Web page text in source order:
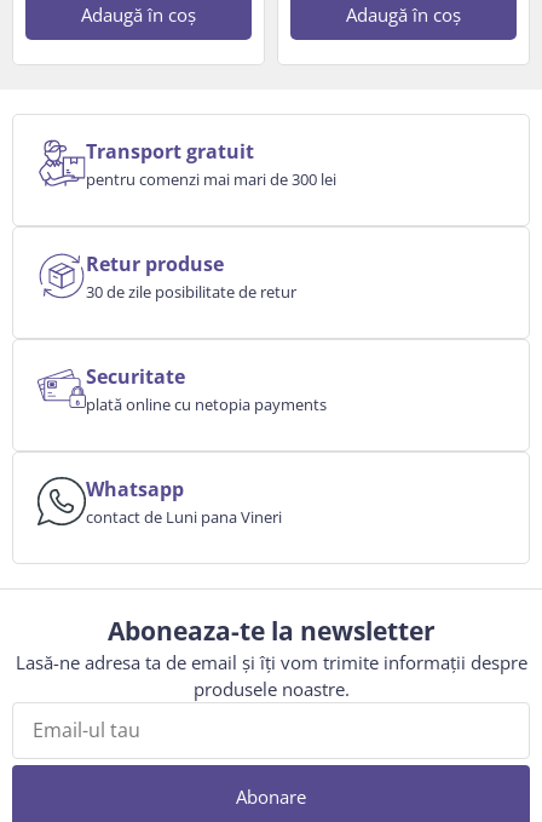
Adaugă în coș Adaugă în coș
Transport gratuit
pentru comenzi mai mari de 300 lei
Retur produse
30 de zile posibilitate de retur
Securitate
plată online cu netopia payments
Whatsapp
contact de Luni pana Vineri
Aboneaza-te la newsletter
Lasă-ne adresa ta de email și îți vom trimite informații despre
produsele noastre.
Abonare